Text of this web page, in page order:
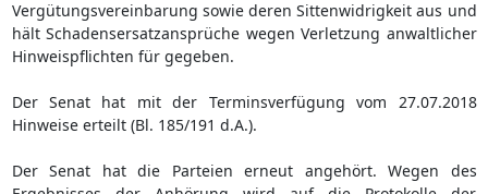
Vergütungsvereinbarung sowie deren Sittenwidrigkeit aus und
hält Schadensersatzansprüche wegen Verletzung anwaltlicher
Hinweispflichten für gegeben.
Der Senat hat mit der Terminsverfügung vom 27.07.2018
Hinweise erteilt (Bl. 185/191 d.A.).
Der Senat hat die Parteien erneut angehört. Wegen des